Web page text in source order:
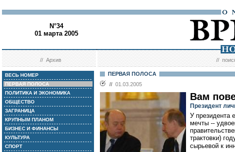
N°34
01 марта 2005
//Архив //
ВЕСЬ НОМЕР
ПЕРВАЯ ПОЛОСА
ПОЛИТИКА И ЭКОНОМИКА
ОБЩЕСТВО
ЗАГРАНИЦА
КРУПНЫМ ПЛАНОМ
БИЗНЕС И ФИНАНСЫ
КУЛЬТУРА
СПОРТ
ПЕРВАЯ ПОЛОСА
// 01.03.2005
Вам
Президент
У президента
мечты --
трактовки)
сырьевой к